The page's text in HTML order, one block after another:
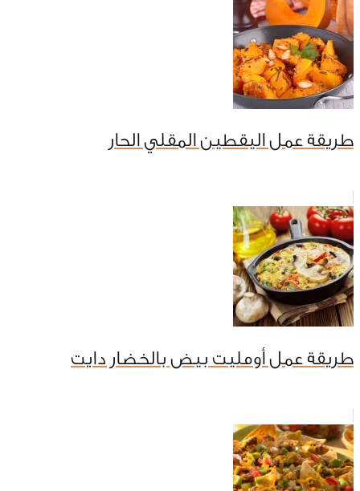
طريقة عمل اليقطين المقلي الحار
طريقة عمل أومليت بيض بالخضار دايت